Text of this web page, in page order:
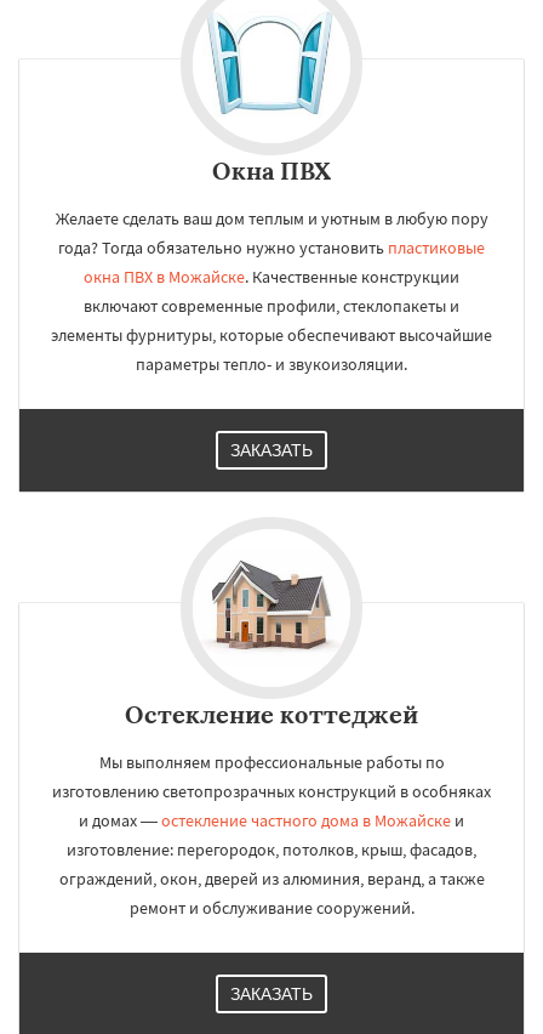
Окна ПВХ
Желаете сделать ваш дом теплым и уютным в любую пору
года? Тогда обязательно нужно установить пластиковые
окна ПВХ в Можайске. Качественные конструкции
включают современные профили, стеклопакеты и
элементы фурнитуры, которые обеспечивают высочайшие
параметры тепло- и звукоизоляции.
ЗАКАЗАТЬ
Остекление коттеджей
Мы выполняем профессиональные работы по
изготовлению светопрозрачных конструкций в особняках
и домах —остекление частного дома в Можайске и
изготовление: перегородок, потолков, крыш, фасадов,
ограждений, окон, дверей из алюминия, веранд, а также
ремонт и обслуживание сооружений.
ЗАКАЗАТЬ